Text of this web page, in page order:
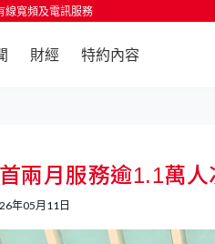
線寬頻及電訊服務
財經 特約內容
兩月服務逾1.1萬人
年05月11日